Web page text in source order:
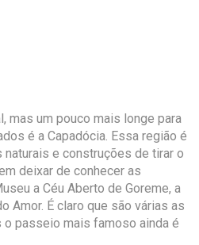
mas um pouco mais longe para
é a Capadócia. Essa região é
e construções de tirar o
deixar de conhecer as
a Céu Aberto de Goreme, a
Amor. É claro que são várias as
passeio mais famoso ainda é